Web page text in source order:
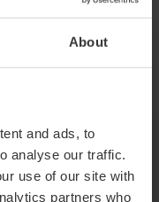
About
and ads, to
analyse our traffic.
use of our site with
partners who